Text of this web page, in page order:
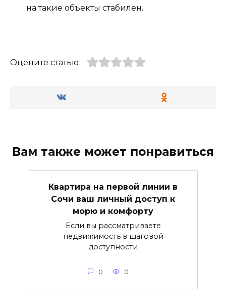
на такие объекты стабилен.
Оцените статью
Вам также может понравиться
Квартира на первой линии в
Сочи ваш личный доступ к
морю и комфорту
Если вы рассматриваете
недвижимость в шаговой
доступности
0 0